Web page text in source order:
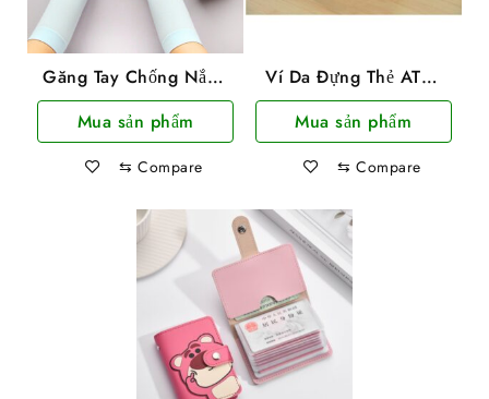
Găng Tay Chống Nắng
Hàn Quốc Aqua
Mua sản phẩm
⇆ Compare
Ví Da Đựng Thẻ ATM,
CCCD 8 Ngăn Có Nút
Cài Tiện Lợi
Mua sản phẩm
⇆ Compare